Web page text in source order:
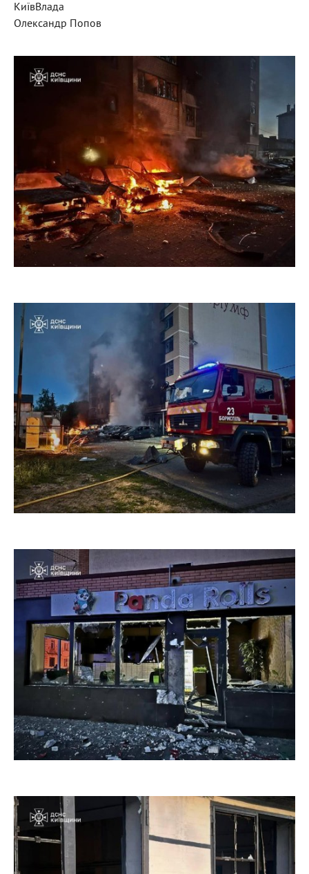
КиївВлада
Олександр Попов